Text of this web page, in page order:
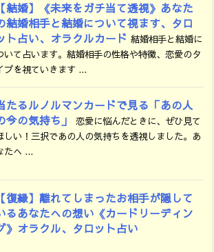
【結婚】《未来をガチ当て透視》あなた
結婚相手と結婚について視ます、タロ
ト占い、オラクルカード 結婚相手と結婚に
いて占います。結婚相手の性格や特徴、恋愛のタ
プを視ていきます ...
たるルノルマンカードで見る「あの人
今の気持ち」
恋愛に悩んだときに、ぜひ見て
しい！三択であの人の気持ちを透視しました。あ
たへ ...
【復縁】離れてしまったお相手が隠して
るあなたへの想い《カードリーディン
》オラクル、タロット占い